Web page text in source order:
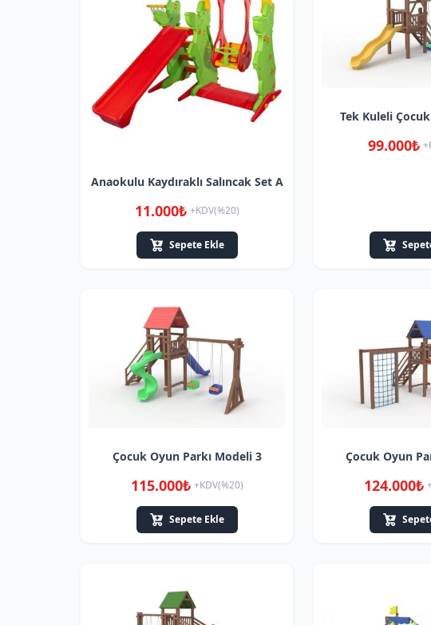
Anaokulu Kaydıraklı Salıncak Set A
11.000₺ +KDV(%20)
Sepete Ekle
Tek Kuleli
99.000₺
Çocuk Oyun Parkı Modeli 3
115.000₺ +KDV(%20)
Sepete Ekle
Çocuk Oyun
124.000₺